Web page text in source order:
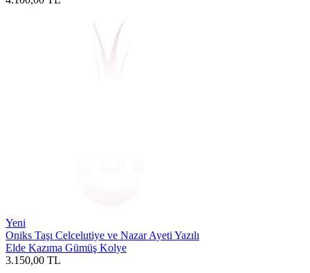
Yeni
Oniks Taşı Celcelutiye ve Nazar Ayeti Yazılı
Elde Kazıma Gümüş Kolye
3.150,00 TL